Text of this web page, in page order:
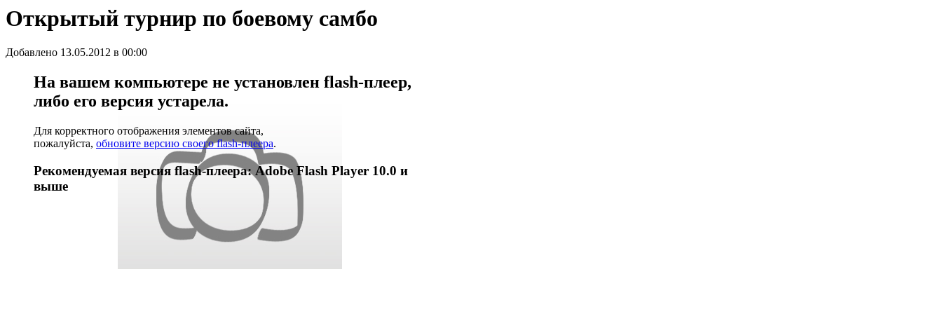
Открытый турнир по боевому самбо
Добавлено 13.05.2012 в 00:00
На вашем компьютере не установлен flash-плеер,
либо его версия устарела.
Для корректного отображения элементов сайта,
пожалуйста, обновите версию своего flash-плеера.
Рекомендуемая версия flash-плеера: Adobe Flash Player 10.0 и
выше